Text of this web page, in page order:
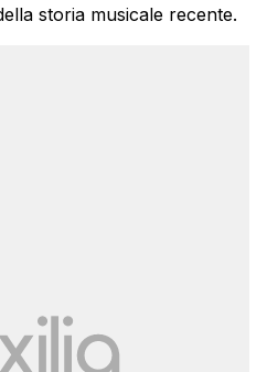
storia musicale recente.